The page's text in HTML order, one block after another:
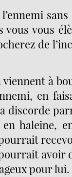
vous vous
de
viennent à
en
discorde
haleine,
avoir
pour lui.